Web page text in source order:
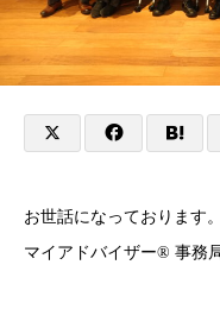
お世話になっております。
マイアドバイザー® 事務